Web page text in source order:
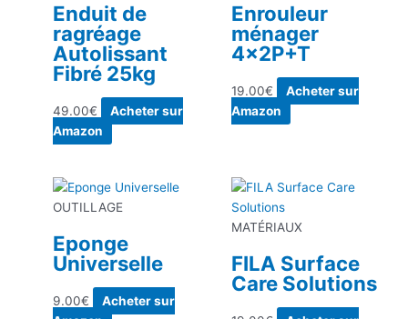
Enduit de
ragréage
Autolissant
Fibré 25kg
49.00€
Acheter sur
Amazon
Enrouleur
ménager
4x2P+T
19.00€
Acheter sur
Amazon
OUTILLAGE
Eponge
Universelle
9.00€
Acheter sur
MATÉRIAUX
FILA Surface
Care Solutions